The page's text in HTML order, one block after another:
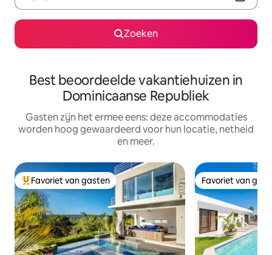
Zoeken
Best beoordeelde vakantiehuizen in
Dominicaanse Republiek
Gasten zijn het ermee eens: deze accommodaties
worden hoog gewaardeerd voor hun locatie, netheid
en meer.
Topfavoriet van gasten
Favoriet van gasten Favoriet van
Favoriet van